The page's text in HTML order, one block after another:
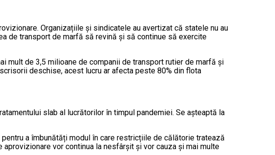
Organizațiile și sindicatele au avertizat că statele nu au
de transport de marfă să revină și să continue să exercite
mult de 3,5 milioane de companii de transport rutier de marfă și
deschise, acest lucru ar afecta peste 80% din flota
slab al lucrătorilor în timpul pandemiei. Se așteaptă la
a îmbunătăți modul în care restricțiile de călătorie tratează
vor continua la nesfârșit și vor cauza și mai multe